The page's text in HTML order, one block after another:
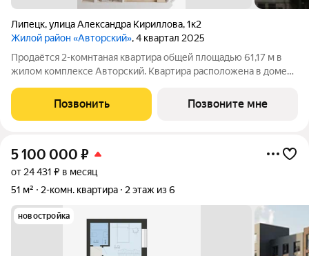
Липецк,улица Александра Кириллова,1к2
Жилой район «Авторский», 4 квартал 2025
Продаётся 2-комнтаная квартира общей площадью 61,17 м в
жилом комплексе Авторский. Квартира расположена в доме
для семей с детьми или пожилых родителей. Жилая площадь
Позвонить Позвоните мне
5 100 000 ₽
от 24 431 ₽ в месяц
51 м²
2-комн. квартира 2 этаж из 6
новостройка